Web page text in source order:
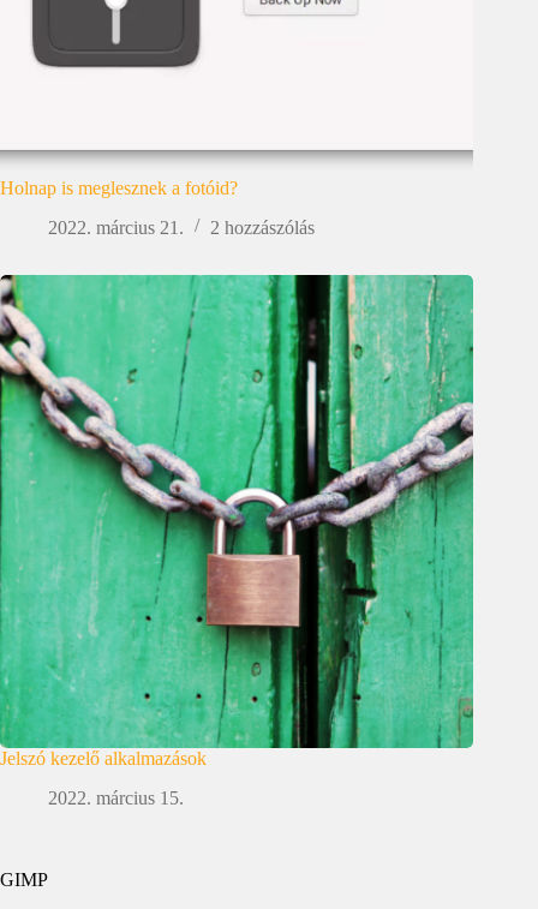
Holnap is meglesznek a fotóid?
2022. március 21.
2 hozzászólás
Jelszó kezelő alkalmazások
2022. március 15.
GIMP